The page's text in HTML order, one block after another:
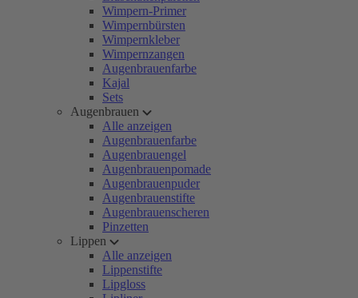
Wimpern-Primer
Wimpernbürsten
Wimpernkleber
Wimpernzangen
Augenbrauenfarbe
Kajal
Sets
Augenbrauen
Alle anzeigen
Augenbrauenfarbe
Augenbrauengel
Augenbrauenpomade
Augenbrauenpuder
Augenbrauenstifte
Augenbrauenscheren
Pinzetten
Lippen
Alle anzeigen
Lippenstifte
Lipgloss